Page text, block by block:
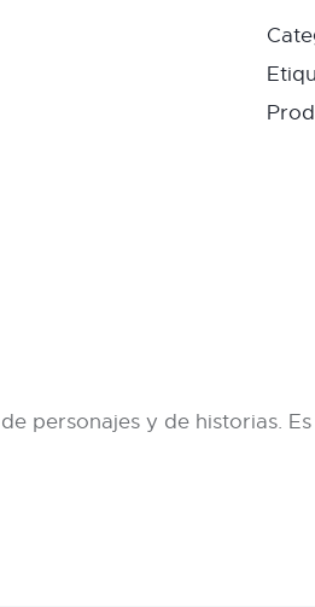
personajes y de historias.